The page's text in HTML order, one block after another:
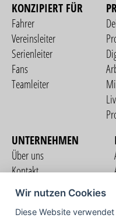
KONZIPIERT FÜR
Fahrer
Vereinsleiter
Serienleiter
Fans
Teamleiter
UNTERNEHMEN
Über uns
Kontakt
Nutzungsbedingungen
Datenschutzerklärung
Wir nutzen Cookies
Diese Website